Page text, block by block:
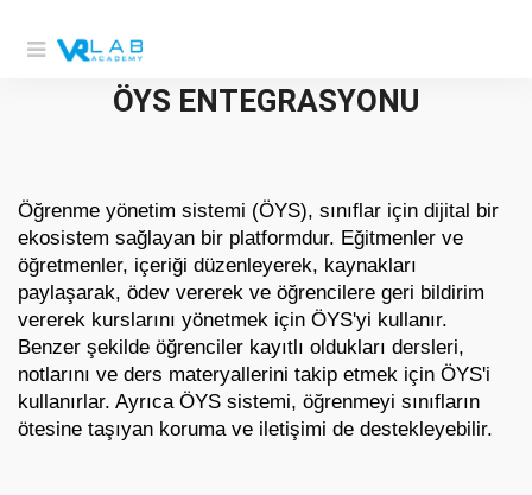
ÖYS ENTEGRASYONU
Öğrenme yönetim sistemi (ÖYS), sınıflar için dijital bir
ekosistem sağlayan bir platformdur. Eğitmenler ve
öğretmenler, içeriği düzenleyerek, kaynakları
paylaşarak, ödev vererek ve öğrencilere geri bildirim
vererek kurslarını yönetmek için ÖYS'yi kullanır.
Benzer şekilde öğrenciler kayıtlı oldukları dersleri,
notlarını ve ders materyallerini takip etmek için ÖYS'i
kullanırlar. Ayrıca ÖYS sistemi, öğrenmeyi sınıfların
ötesine taşıyan koruma ve iletişimi de destekleyebilir.